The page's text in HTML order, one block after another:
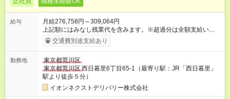
給与
月給276,758円～309,064円
上記額にはみなし残業代を含みます。※超過分は全額支給いたし
ます。 みなし残業代 19,758円 ～ 22,064円／月 みなし残業時
間 10時間／月 【試用期間】試用期間あり 試用期間の長さ：3ヶ
用形態：本採用時と同じです。 給与：月給 263,835
円 ～ 269,219円 上記額にはみなし残業代を含みます。※超過分
は全額支給いたします。 みなし残業代 18,835円以上／月 みなし
残業時間 10時間／月 ※研修および試用期間中は給与が上記にな
り、 その他の待遇に変更はございません。 ■本配属後：月給
交通費別途支給あり
勤務地
東京都荒川区
東京都荒川区西日暮里6丁目65-1（最寄り駅：JR「西日暮里」
駅より徒歩５分）
イオンネクストデリバリー株式会社